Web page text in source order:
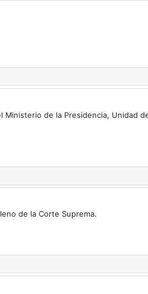
de la Presidencia, Unidad
de la Corte Suprema.